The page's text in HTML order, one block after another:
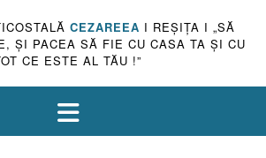
CEZAREEA I REŞIŢA I „SĂ
ŞI PACEA SĂ FIE CU CASA TA ŞI CU
CE ESTE AL TĂU !”